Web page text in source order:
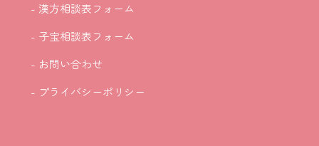
- 漢方相談表フォーム
- 子宝相談表フォーム
- お問い合わせ
- プライバシーポリシー